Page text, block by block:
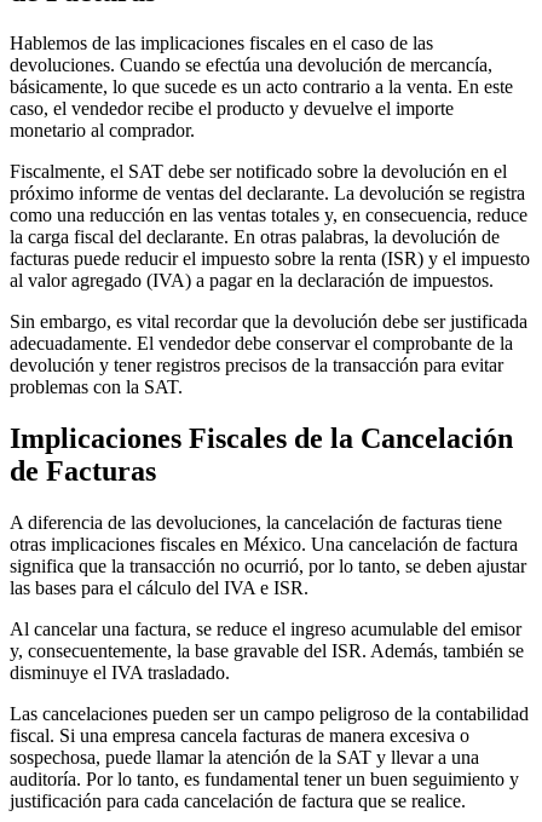
Hablemos de las implicaciones fiscales en el caso de las
devoluciones. Cuando se efectúa una devolución de mercancía,
básicamente, lo que sucede es un acto contrario a la venta. En este
caso, el vendedor recibe el producto y devuelve el importe
monetario al comprador.
Fiscalmente, el SAT debe ser notificado sobre la devolución en el
próximo informe de ventas del declarante. La devolución se registra
como una reducción en las ventas totales y, en consecuencia, reduce
la carga fiscal del declarante. En otras palabras, la devolución de
facturas puede reducir el impuesto sobre la renta (ISR) y el impuesto
al valor agregado (IVA) a pagar en la declaración de impuestos.
Sin embargo, es vital recordar que la devolución debe ser justificada
adecuadamente. El vendedor debe conservar el comprobante de la
devolución y tener registros precisos de la transacción para evitar
problemas con la SAT.
Implicaciones Fiscales de la Cancelación
de Facturas
A diferencia de las devoluciones, la cancelación de facturas tiene
otras implicaciones fiscales en México. Una cancelación de factura
significa que la transacción no ocurrió, por lo tanto, se deben ajustar
las bases para el cálculo del IVA e ISR.
Al cancelar una factura, se reduce el ingreso acumulable del emisor
y, consecuentemente, la base gravable del ISR. Además, también se
disminuye el IVA trasladado.
Las cancelaciones pueden ser un campo peligroso de la contabilidad
fiscal. Si una empresa cancela facturas de manera excesiva o
sospechosa, puede llamar la atención de la SAT y llevar a una
auditoría. Por lo tanto, es fundamental tener un buen seguimiento y
justificación para cada cancelación de factura que se realice.